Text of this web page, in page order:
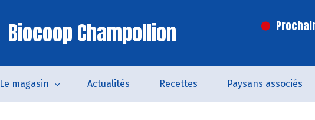
Biocoop Champollion
Le magasin Actualités Recettes Paysans associés